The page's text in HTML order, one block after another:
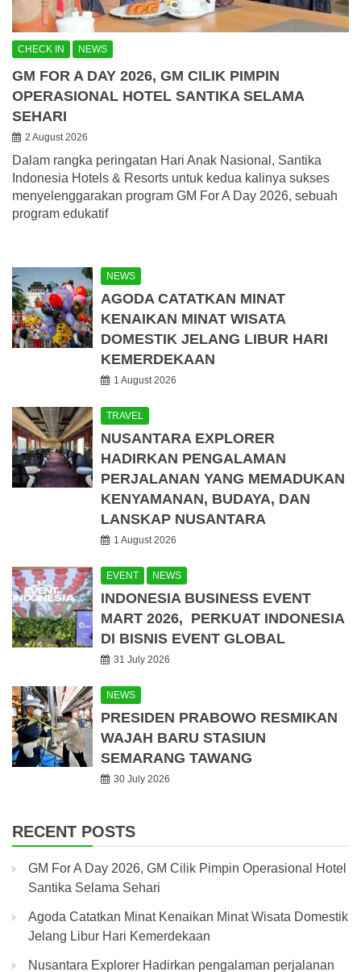
CHECK IN NEWS
GM FOR A DAY 2026, GM CILIK PIMPIN
OPERASIONAL HOTEL SANTIKA SELAMA
SEHARI
2 August 2026
Dalam rangka peringatan Hari Anak Nasional, Santika
Indonesia Hotels & Resorts untuk kedua kalinya sukses
menyelenggarakan program GM For A Day 2026, sebuah
program edukatif
NEWS
AGODA CATATKAN MINAT
KENAIKAN MINAT WISATA
DOMESTIK JELANG LIBUR HARI
KEMERDEKAAN
1 August 2026
TRAVEL
NUSANTARA EXPLORER
HADIRKAN PENGALAMAN
PERJALANAN YANG MEMADUKAN
KENYAMANAN, BUDAYA, DAN
LANSKAP NUSANTARA
1 August 2026
EVENT NEWS
INDONESIA BUSINESS EVENT
MART 2026, PERKUAT INDONESIA
DI BISNIS EVENT GLOBAL
31 July 2026
NEWS
PRESIDEN PRABOWO RESMIKAN
WAJAH BARU STASIUN
SEMARANG TAWANG
30 July 2026
RECENT POSTS
GM For A Day 2026, GM Cilik Pimpin Operasional Hotel
Santika Selama Sehari
Agoda Catatkan Minat Kenaikan Minat Wisata Domestik
Jelang Libur Hari Kemerdekaan
Nusantara Explorer Hadirkan pengalaman perjalanan